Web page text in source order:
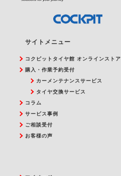
サイトメニュー
コクピットタイヤ館 オンラインストア
購入・作業予約受付
カーメンテナンスサービス
タイヤ交換サービス
コラム
サービス事例
ご相談受付
お客様の声